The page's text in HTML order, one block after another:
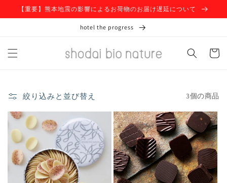
ンツに
進む
【重要】熊本地震の影響によるお荷物のお届け遅延について
hotel the progress
ー
絞り込みと並び替え 3個の商品